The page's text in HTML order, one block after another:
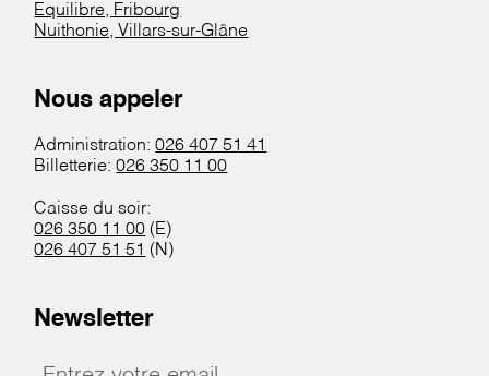
Equilibre, Fribourg
Nuithonie, Villars-sur-Glâne
Nous appeler
Administration:026 407 51 41
Billetterie:026 350 11 00
Caisse du soir:
026 350 11 00 (E)
026 407 51 51 (N)
Newsletter